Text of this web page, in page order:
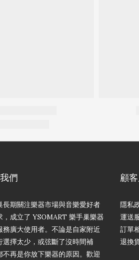
們
長期關注樂器市場與音樂愛好者
，成立了 YSOMART 樂手巢樂器
務廣大使用者。不論是自家附近
選擇太少，或弦斷了沒時間補
不再是你放下樂器的原因。歡迎
顧
隱私
運送
訂單
退換